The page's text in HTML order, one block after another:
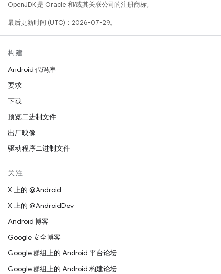
OpenJDK 是 Oracle 和/或其关联公司的注册商标。
最后更新时间 (UTC)：2026-07-29。
构建
Android 代码库
要求
下载
预览二进制文件
出厂映像
驱动程序二进制文件
关注
X 上的 @Android
X 上的 @AndroidDev
Android 博客
Google 安全博客
Google 群组上的 Android 平台论坛
Google 群组上的 Android 构建论坛